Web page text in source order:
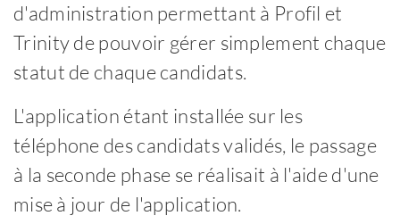
d'administration permettant à Profil et
Trinity de pouvoir gérer simplement chaque
statut de chaque candidats.
L'application étant installée sur les
téléphone des candidats validés, le passage
à la seconde phase se réalisait à l'aide d'une
mise à jour de l'application.